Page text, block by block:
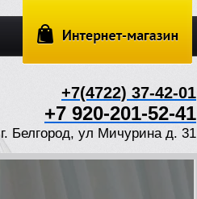
+7(4722) 37-42-01
+7 920-201-52-41
г. Белгород, ул Мичурина д. 31